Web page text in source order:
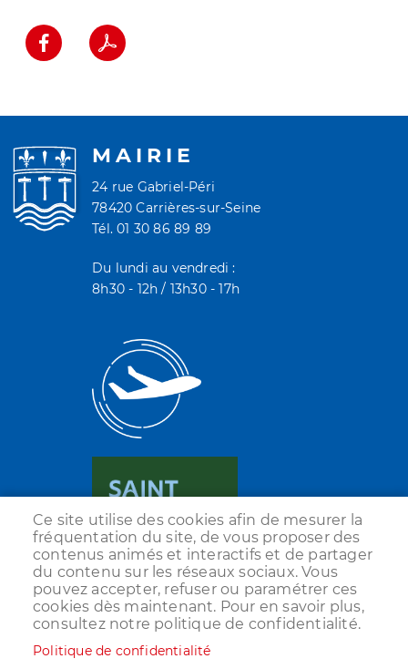
MAIRIE
24 rue Gabriel-Péri
78420 Carrières-sur-Seine
Tél. 01 30 86 89 89
Du lundi au vendredi :
8h30 - 12h / 13h30 - 17h
Ce site utilise des cookies afin de mesurer la
fréquentation du site, de vous proposer des
contenus animés et interactifs et de partager
du contenu sur les réseaux sociaux. Vous
pouvez accepter, refuser ou paramétrer ces
cookies dès maintenant. Pour en savoir plus,
consultez notre politique de confidentialité.
Politique de confidentialité